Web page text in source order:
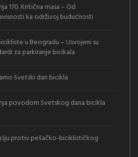
170. Kritična masa – Od
ka održivoj budućnosti
u Beogradu – Usvojeni su
za parkiranje bicikala
Svetski dan bicikla
povodom Svetskog dana bicikla
protiv pešačko-biciklističkog